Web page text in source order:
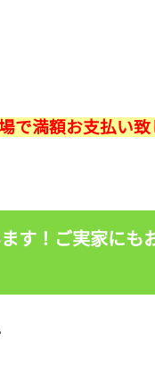
満額お支払い致
す！ご実家にも